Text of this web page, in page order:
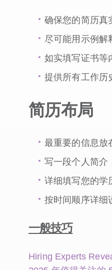
确保您的简历真
尽可能用示例解
如实填写证书等
提供所有工作历
简历布局
最重要的信息放
写一段个人简介
详细填写您的学
按时间顺序详细
一般技巧
Hiring Experts